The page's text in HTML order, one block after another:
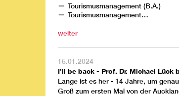
Tourismusmanagement (B.A.)
Tourismusmanagement…
weiter
15.01.2024
I’ll be back - Prof. Dr. Michael Lück
Lange ist es her - 14 Jahre, um
Groß zum ersten Mal von der